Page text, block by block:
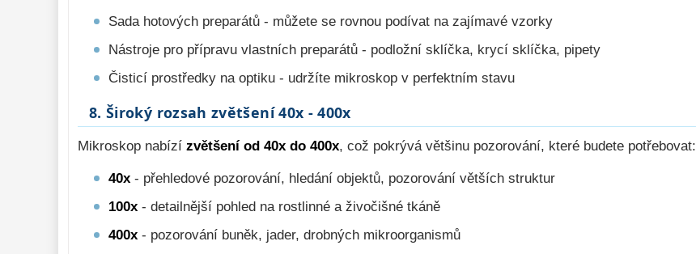
Sada hotových preparátů - můžete se rovnou podívat na zajímavé vzorky
Nástroje pro přípravu vlastních preparátů - podložní sklíčka, krycí sklíčka, pipety
Čisticí prostředky na optiku - udržíte mikroskop v perfektním stavu
8. Široký rozsah zvětšení 40x - 400x
Mikroskop nabízí zvětšení od 40x do 400x, což pokrývá většinu pozorování, které budete potřebovat:
40x - přehledové pozorování, hledání objektů, pozorování větších struktur
100x - detailnější pohled na rostlinné a živočišné tkáně
400x - pozorování buněk, jader, drobných mikroorganismů